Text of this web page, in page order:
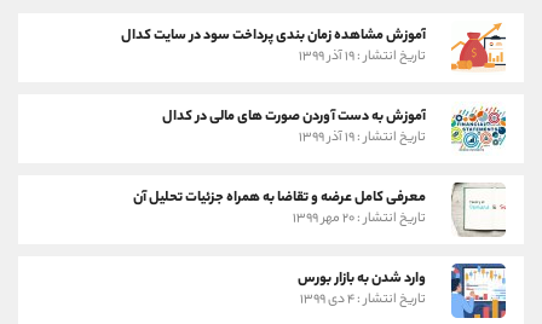
آموزش مشاهده زمان بندی پرداخت سود در سایت کدال
تاریخ انتشار : ۱۹ آذر ۱۳۹۹
آموزش به دست آوردن صورت های مالی در کدال
تاریخ انتشار : ۱۹ آذر ۱۳۹۹
معرفی کامل عرضه و تقاضا به همراه جزئیات تحلیل آن
تاریخ انتشار : ۲۰ مهر ۱۳۹۹
وارد شدن به بازار بورس
تاریخ انتشار : ۴ دی ۱۳۹۹